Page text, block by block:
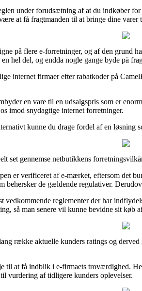
under forudsætning af at du indkøber
at få fragtmanden til at bringe dine varer
på flere e-forretninger, og af den grund
hel del, og endda nogle gange byde på
internet firmaer efter rabatkoder på
en vare til en udsalgspris som er
imod snydagtige internet forretninger.
kunne du drage fordel af en
set gennemse netbutikkens
er verificeret af e-mærket, eftersom det
behersker de gældende regulativer.
vedkommende reglementer der har
så man senere vil kunne bevidne sit
række aktuelle kunders ratings og
til at få indblik i e-firmaets troværdighed.
vurdering af tidligere kunders oplevelser.